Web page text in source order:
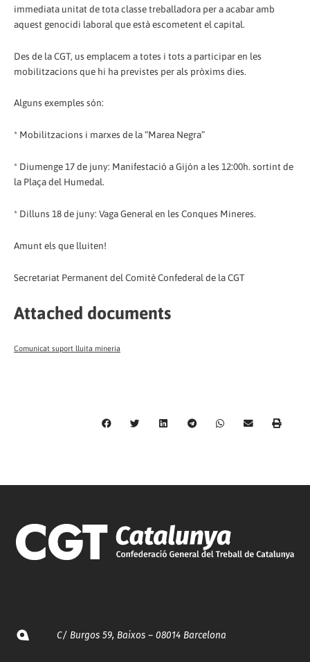
immediata unitat de tota classe treballadora per a acabar amb
aquest genocidi laboral que està escometent el capital.
Des de la CGT, us emplacem a totes i tots a participar en les
mobilitzacions que hi ha previstes per als pròxims dies.
Alguns exemples són:
* Mobilitzacions i marxes de la “Marea Negra”
* Diumenge 17 de juny: Manifestació a Gijón a les 12:00h. sortint de
la Plaça del Humedal.
* Dilluns 18 de juny: Vaga General en les Conques Mineres.
Amunt els que lluiten!
Secretariat Permanent del Comitè Confederal de la CGT
Attached documents
Comunicat suport lluita mineria
C/ Burgos 59, Baixos – 08014 Barcelona